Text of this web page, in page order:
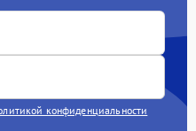
конфиденциальности